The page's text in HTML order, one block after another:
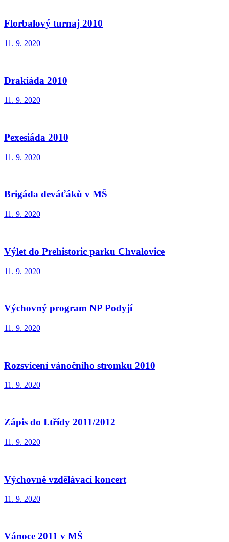
Florbalový turnaj 2010
11. 9. 2020
Drakiáda 2010
11. 9. 2020
Pexesiáda 2010
11. 9. 2020
Brigáda deváťáků v MŠ
11. 9. 2020
Výlet do Prehistoric parku Chvalovice
11. 9. 2020
Výchovný program NP Podyjí
11. 9. 2020
Rozsvícení vánočního stromku 2010
11. 9. 2020
Zápis do I.třídy 2011/2012
11. 9. 2020
Výchovně vzdělávací koncert
11. 9. 2020
Vánoce 2011 v MŠ